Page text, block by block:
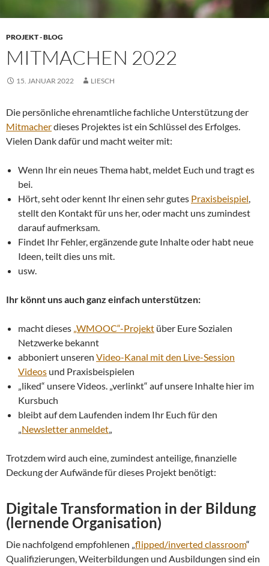
PROJEKT - BLOG
MITMACHEN 2022
15. JANUAR 2022 LIESCH
Die persönliche ehrenamtliche fachliche Unterstützung der
Mitmacherdieses Projektes ist ein Schlüssel des Erfolges.
Vielen Dank dafür und macht weiter mit:
Wenn Ihr ein neues Thema habt, meldet Euch und tragt es
bei.
Hört, seht oder kennt Ihr einen sehr gutes Praxisbeispiel
stellt den Kontakt für uns her, oder macht uns zumindest
darauf aufmerksam.
Findet Ihr Fehler, ergänzende gute Inhalte oder habt neue
Ideen, teilt dies uns mit.
usw.
Ihr könnt uns auch ganz einfach unterstützen:
macht dieses „WMOOC“-Projekt über Eure Sozialen
Netzwerke bekannt
abboniert unseren Video-Kanal mit den Live-Session
Videos und Praxisbeispielen
„liked“ unsere Videos. „verlinkt“ auf unsere Inhalte hier im
Kursbuch
bleibt auf dem Laufenden indem Ihr Euch für den
Newsletter anmeldet
Trotzdem wird auch eine, zumindest anteilige, finanzielle
Deckung der Aufwände für dieses Projekt benötigt:
Digitale Transformation in der Bildung
(lernende Organisation)
Die nachfolgend empfohlenen „ flipped/inverted classroom“
Qualifizierungen, Weiterbildungen und Ausbildungen sind ein